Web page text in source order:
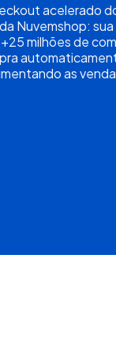
acelerado
Nuvemshop:
milhões de
as